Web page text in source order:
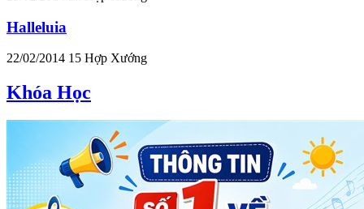
Halleluia
22/02/2014 15 Hợp Xướng
Khóa Học